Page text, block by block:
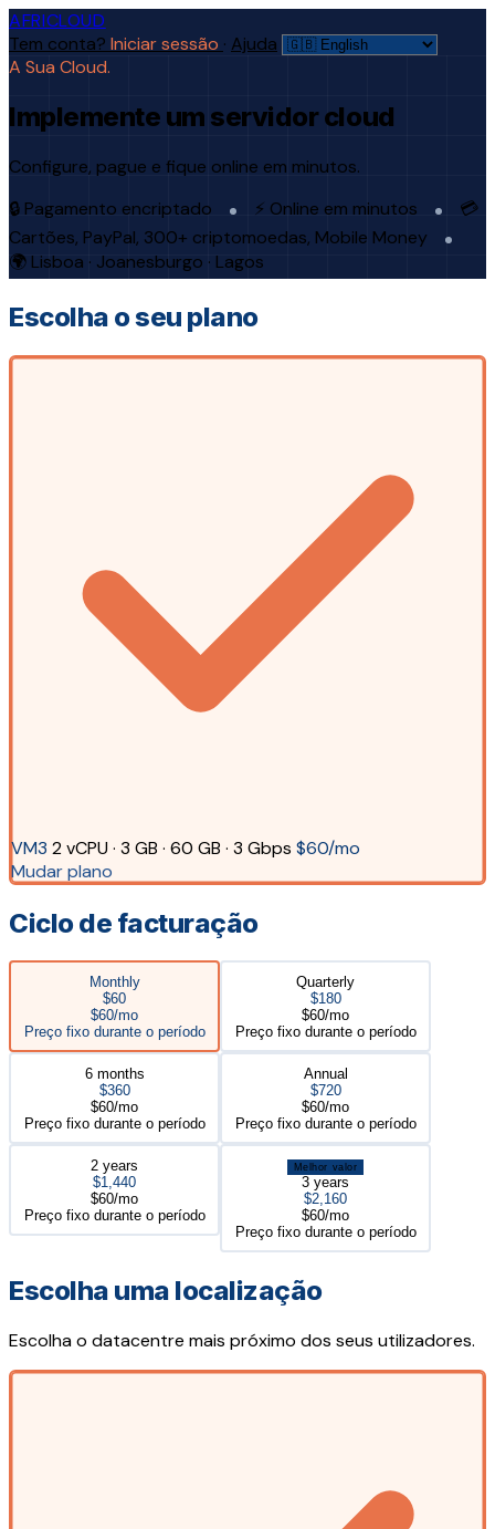
AFRICLOUD
Tem conta? Iniciar sessão · Ajuda
A Sua Cloud.
Implemente um servidor cloud
Configure, pague e fique online em minutos.
🔒 Pagamento encriptado
⚡ Online em minutos
💳
Cartões, PayPal, 300+ criptomoedas, Mobile Money
🌍 Lisboa · Joanesburgo · Lagos
Escolha o seu plano
VM3 2 vCPU · 3 GB · 60 GB · 3 Gbps $60/mo
Mudar plano
Ciclo de facturação
Monthly
$60
$60/mo
Preço fixo durante o período
Quarterly
$180
$60/mo
Preço fixo durante o período
6 months
$360
$60/mo
Preço fixo durante o período
Annual
$720
$60/mo
Preço fixo durante o período
2 years
$1,440
$60/mo
Preço fixo durante o período
Melhor valor
3 years
$2,160
$60/mo
Preço fixo durante o período
Escolha uma localização
Escolha o datacentre mais próximo dos seus utilizadores.